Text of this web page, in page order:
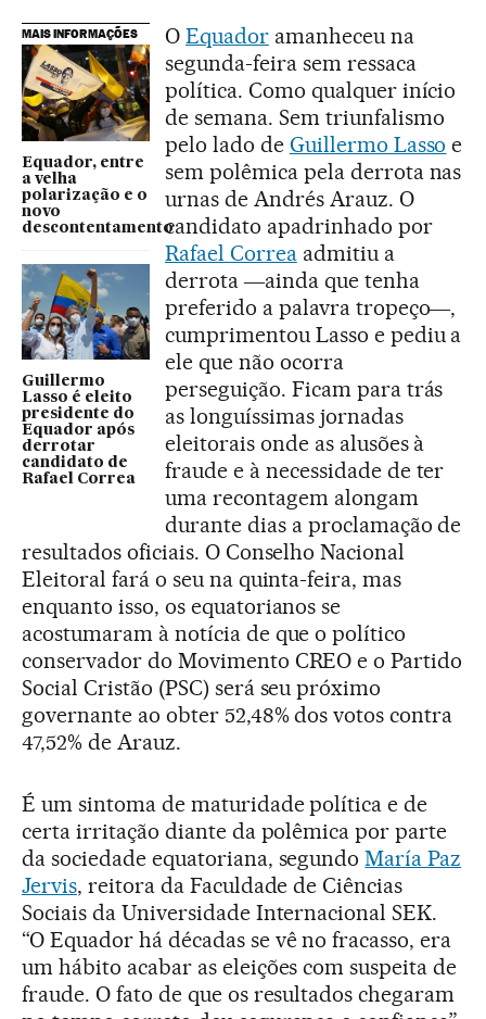
MAIS INFORMAÇÕES
Equador, entre
a velha
polarização e o
novo
descontentamento
Guillermo
Lasso é eleito
presidente do
Equador após
derrotar
candidato de
Rafael Correa
O Equadoramanheceu na
segunda-feira sem ressaca
política. Como qualquer início
de semana. Sem triunfalismo
pelo lado de Guillermo Lasso e
sem polêmica pela derrota nas
urnas de Andrés Arauz. O
candidato apadrinhado por
Rafael Correaadmitiu a
derrota ―ainda que tenha
preferido a palavra tropeço―,
cumprimentou Lasso e pediu a
ele que não ocorra
perseguição. Ficam para trás
as longuíssimas jornadas
eleitorais onde as alusões à
fraude e à necessidade de ter
uma recontagem alongam
durante dias a proclamação de
resultados oficiais. O Conselho Nacional
Eleitoral fará o seu na quinta-feira, mas
enquanto isso, os equatorianos se
acostumaram à notícia de que o político
conservador do Movimento CREO e o Partido
Social Cristão (PSC) será seu próximo
governante ao obter 52,48% dos votos contra
47,52% de Arauz.
É um sintoma de maturidade política e de
certa irritação diante da polêmica por parte
da sociedade equatoriana, segundoMaría Paz
Jervis, reitora da Faculdade de Ciências
Sociais da Universidade Internacional SEK.
“O Equador há décadas se vê no fracasso, era
um hábito acabar as eleições com suspeita de
fraude. O fato de que os resultados chegaram